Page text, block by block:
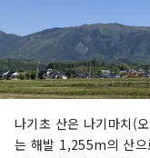
나기초 산은 나기마치(
는 해발 1,255m의 산으